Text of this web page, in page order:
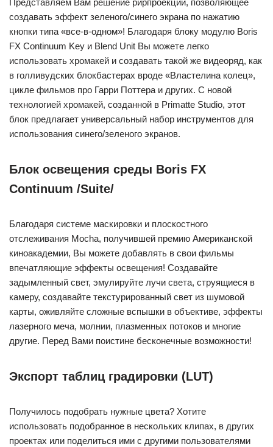
Представляем Вам решение рирпроекции, позволяющее
создавать эффект зеленого/синего экрана по нажатию
кнопки типа «все-в-одном»! Благодаря блоку модулю Boris
FX Continuum Key и Blend Unit Вы можете легко
использовать хромакей и создавать такой же видеоряд, как
в голливудских блокбастерах вроде «Властелина колец»,
цикле фильмов про Гарри Поттера и других. С новой
технологией хромакей, созданной в Primatte Studio, этот
блок предлагает универсальный набор инструментов для
использования синего/зеленого экранов.
Блок освещения среды Boris FX
Continuum /Suite/
Благодаря системе маскировки и плоскостного
отслеживания Mocha, получившей премию Американской
киноакадемии, Вы можете добавлять в свои фильмы
впечатляющие эффекты освещения! Создавайте
задымленный свет, эмулируйте лучи света, струящиеся в
камеру, создавайте текстурированный свет из шумовой
карты, оживляйте сложные вспышки в объективе, эффекты
лазерного меча, молнии, плазменных потоков и многие
другие. Перед Вами поистине бесконечные возможности!
Экспорт таблиц градировки (LUT)
Получилось подобрать нужные цвета? Хотите
использовать подобранное в нескольких клипах, в других
проектах или поделиться ими с другими пользователями